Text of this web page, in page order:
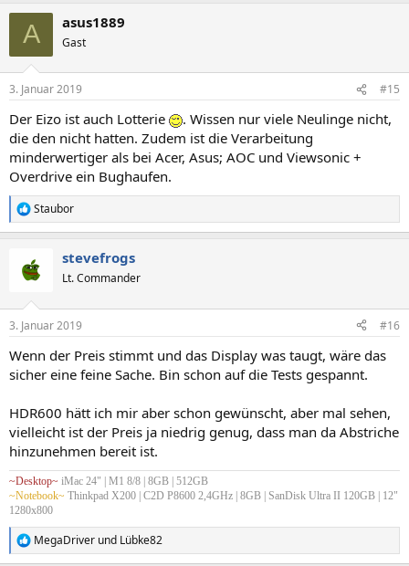
A asus1889
Gast
3. Januar 2019 #15
Der Eizo ist auch Lotterie
. Wissen nur viele Neulinge nicht,
die den nicht hatten. Zudem ist die Verarbeitung
minderwertiger als bei Acer, Asus; AOC und Viewsonic +
Overdrive ein Bughaufen.
R
e
e
:
Staubor
stevefrogs
Lt. Commander
3. Januar 2019 #16
Wenn der Preis stimmt und das Display was taugt, wäre das
sicher eine feine Sache. Bin schon auf die Tests gespannt.
HDR600 hätt ich mir aber schon gewünscht, aber mal sehen,
vielleicht ist der Preis ja niedrig genug, dass man da Abstriche
hinzunehmen bereit ist.
~Desktop~ iMac 24" | M1 8/8 | 8GB | 512GB
~Notebook~ Thinkpad X200 | C2D P8600 2,4GHz | 8GB | SanDisk Ultra II 120GB | 12"
1280x800
R
e
MegaDriver und Lübke82